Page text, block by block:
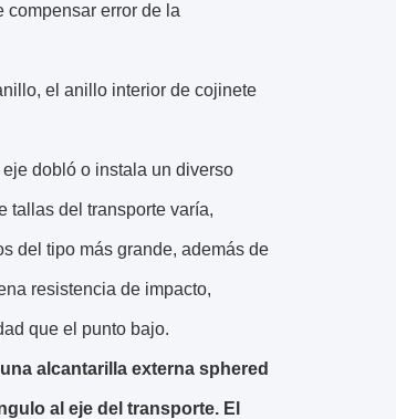
compensar error de la
el anillo interior de cojinete
dobló o instala un diverso
tallas del transporte varía,
del tipo más grande, además de
resistencia de impacto,
que el punto bajo.
alcantarilla externa sphered
al eje del transporte. El